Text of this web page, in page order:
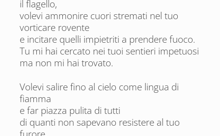
il flagello,
volevi ammonire cuori stremati nel tuo
vorticare rovente
e incitare quelli impietriti a prendere fuoco.
Tu mi hai cercato nei tuoi sentieri impetuosi
ma non mi hai trovato.
Volevi salire fino al cielo come lingua di
fiamma
e far piazza pulita di tutti
di quanti non sapevano resistere al tuo